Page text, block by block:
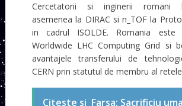
Cercetatorii si inginerii romani
asemenea la DIRAC si n_TOF la
in cadrul ISOLDE. Romania
Worldwide LHC Computing Grid si
avantajele transferului de
CERN prin statutul de membru al
Citeste si Farsa: Sacrificiu